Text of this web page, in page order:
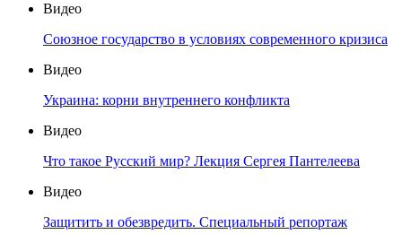
Видео
Союзное государство в условиях современного кризиса
Видео
Украина: корни внутреннего конфликта
Видео
Что такое Русский мир? Лекция Сергея Пантелеева
Видео
Защитить и обезвредить. Специальный репортаж